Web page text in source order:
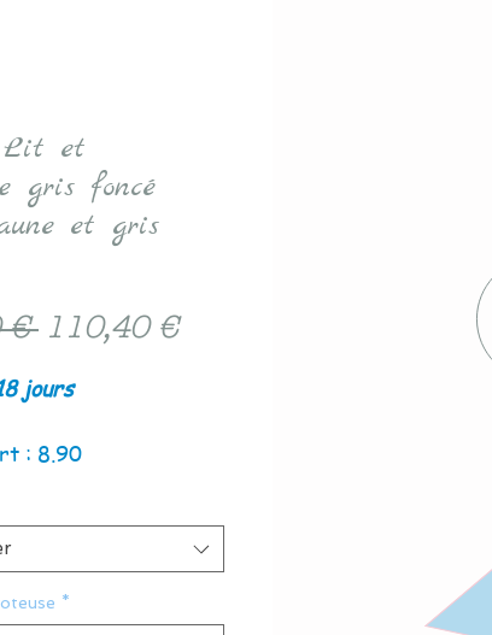
Lit et
gris foncé
et gris
€ Prix
110,40 €Prix
jours
: 8.90
*